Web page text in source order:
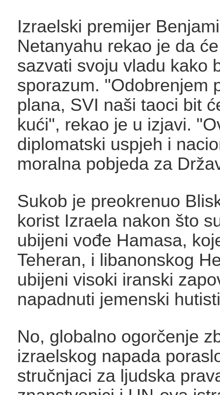
Izraelski premijer
Netanyahu rekao je da
sazvati svoju vladu kako
sporazum. "Odobrenjem
plana, SVI naši taoci bit
kući", rekao je u izjavi.
diplomatski uspjeh i
moralna pobjeda za
Sukob je preokrenuo
korist Izraela nakon što
ubijeni vođe Hamasa,
Teheran, i libanonskog
ubijeni visoki iranski
napadnuti jemenski
No, globalno ogorčenje
izraelskog napada
stručnjaci za ljudska